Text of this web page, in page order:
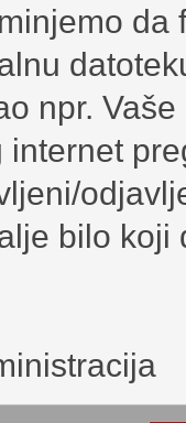
da
npr.
internet
bilo koji